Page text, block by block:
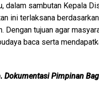
dalam sambutan Kepala
ini terlaksana
Dengan tujuan agar
baca serta
Dokumentasi Pimpinan